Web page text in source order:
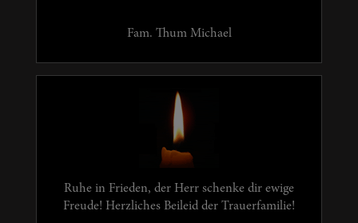
Fam. Thum Michael
Ruhe in Frieden, der Herr schenke dir ewige
Freude! Herzliches Beileid der Trauerfamilie!